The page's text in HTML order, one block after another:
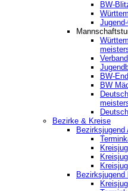
BW-
BW-
BW
Bezirke & Kreise
Bezirksjugend
Bezirksjugend